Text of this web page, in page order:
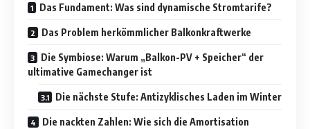
Das Fundament: Was sind dynamische Stromtarife?
Das Problem herkömmlicher Balkonkraftwerke
Die Symbiose: Warum „Balkon-PV + Speicher“ der
ultimative Gamechanger ist
Die nächste Stufe: Antizyklisches Laden im Winter
Die nackten Zahlen: Wie sich die Amortisation